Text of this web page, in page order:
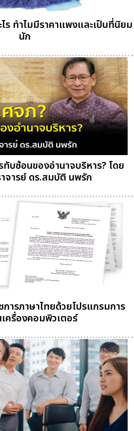
ร ทำไมมีราคาแพงและเป็นที่นิยม
นัก
บซ้อนของอำนาจบริหาร? โดย
จารย์ ดร.สมบัติ นพรัก
ารภาษาไทยด้วยโปรแกรมการ
ครื่องคอมพิวเตอร์